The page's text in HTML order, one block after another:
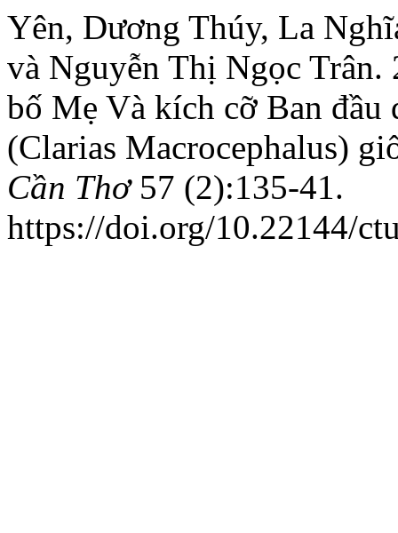
Yên, Dương Thúy, La
và Nguyễn Thị Ngọc Trân.
bố Mẹ Và kích cỡ Ban đầu
(Clarias Macrocephalus)
Cần Thơ57 (2):135-41.
https://doi.org/10.22144/